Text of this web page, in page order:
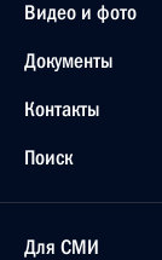
Видео и фото
Документы
Контакты
Поиск
Для СМИ